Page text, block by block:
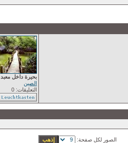
بحيرة داخل معبد
الصين
التعليقات: 0
الصور لكل صفحة: